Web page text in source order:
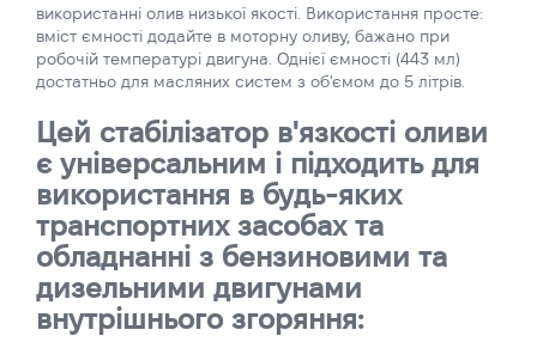
використанні олив низької якості. Використання просте:
вміст ємності додайте в моторну оливу, бажано при
робочій температурі двигуна. Однієї ємності (443 мл)
достатньо для масляних систем з об'ємом до 5 літрів.
Цей стабілізатор в'язкості оливи
є універсальним і підходить для
використання в будь-яких
транспортних засобах та
обладнанні з бензиновими та
дизельними двигунами
внутрішнього згоряння: